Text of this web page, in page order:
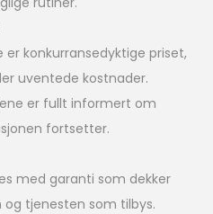
er konkurransedyktige priset,
uventede kostnader.
er fullt informert om
fortsetter.
med garanti som dekker
tjenesten som tilbys.